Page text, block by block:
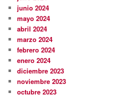
junio 2024
mayo 2024
abril 2024
marzo 2024
febrero 2024
enero 2024
diciembre 2023
noviembre 2023
octubre 2023